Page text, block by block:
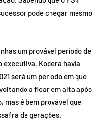
pode chegar mesmo
um provável período de
executiva, Kodera havia
será um período em que
a ficar em alta após
mas é bem provável que
de gerações.